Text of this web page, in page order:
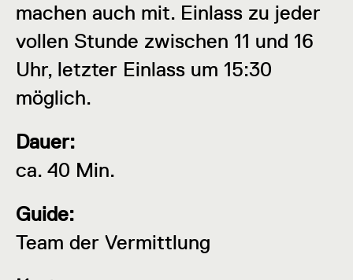
machen auch mit. Einlass zu jeder
vollen Stunde zwischen 11 und 16
Uhr, letzter Einlass um 15:30
möglich.
Dauer:
ca. 40 Min.
Guide:
Team der Vermittlung